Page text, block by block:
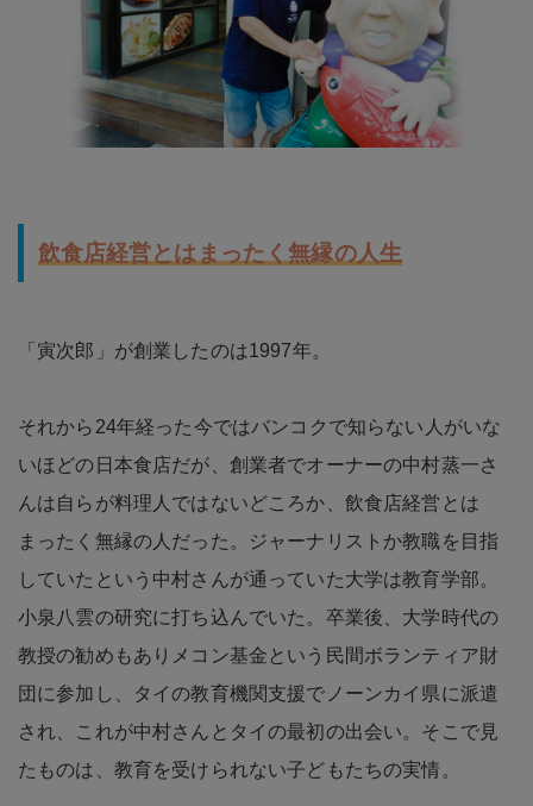
飲食店経営とはまったく無縁の人生
「寅次郎」が創業したのは1997年。
それから24年経った今ではバンコクで知らない人がいな
いほどの日本食店だが、創業者でオーナーの中村蒸一さ
んは自らが料理人ではないどころか、飲食店経営とは
まったく無縁の人だった。ジャーナリストか教職を目指
していたという中村さんが通っていた大学は教育学部。
小泉八雲の研究に打ち込んでいた。卒業後、大学時代の
教授の勧めもありメコン基金という民間ボランティア財
団に参加し、タイの教育機関支援でノーンカイ県に派遣
され、これが中村さんとタイの最初の出会い。そこで見
たものは、教育を受けられない子どもたちの実情。